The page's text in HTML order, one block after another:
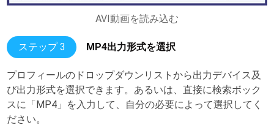
AVI動画を読み込む
ステップ 3 MP4出力形式を選択
プロフィールのドロップダウンリストから出力デバイス及
び出力形式を選択できます。あるいは、直接に検索ボック
スに「MP4」を入力して、自分の必要によって選択してく
ださい。